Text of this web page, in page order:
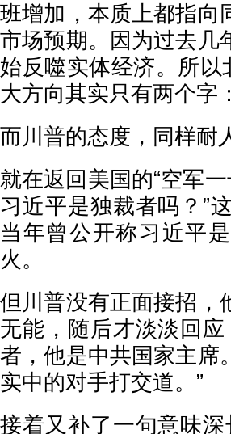
班增加，本质上都指
市场预期。因为过去几
始反噬实体经济。所以
大方向其实只有两个字
而川普的态度，同样耐
就在返回美国的“空军
习近平是独裁者吗？”
当年曾公开称习近平
火。
但川普没有正面接招，
无能，随后才淡淡回
者，他是中共国家主席
实中的对手打交道。”
接着又补了一句意味